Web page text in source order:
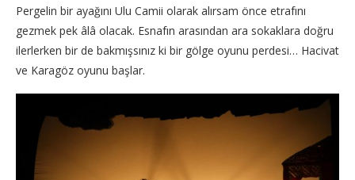
Pergelin bir ayağını Ulu Camii olarak alırsam önce etrafını
gezmek pek âlâ olacak. Esnafın arasından ara sokaklara doğru
ilerlerken bir de bakmışsınız ki bir gölge oyunu perdesi… Hacivat
ve Karagöz oyunu başlar.